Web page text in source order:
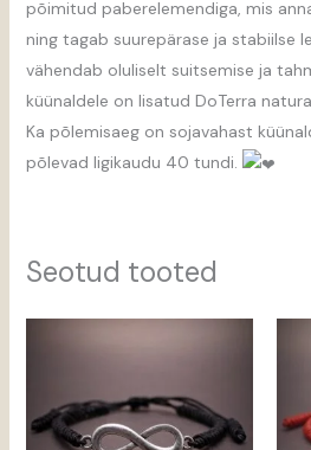
põimitud paberelemendiga, mis
ning tagab suurepärase ja stabiilse
vähendab oluliselt suitsemise ja
küünaldele on lisatud DoTerra
Ka põlemisaeg on sojavahast
põlevad ligikaudu 40 tundi.
Seotud tooted